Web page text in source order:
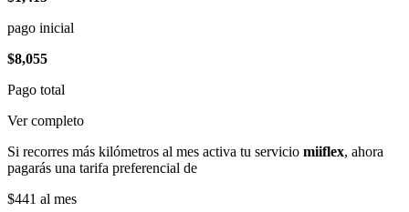
pago inicial
$8,055
Pago total
Ver completo
Si recorres más kilómetros al mes activa tu servicio miiflex, ahora
pagarás una tarifa preferencial de
$441 al mes